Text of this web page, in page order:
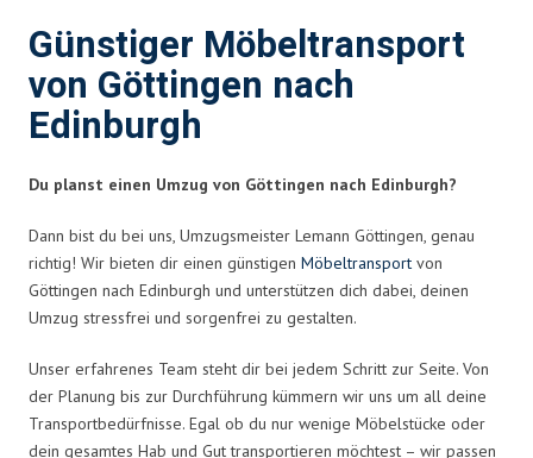
Günstiger Möbeltransport
von Göttingen nach
Edinburgh
Du planst einen Umzug von Göttingen nach Edinburgh?
Dann bist du bei uns, Umzugsmeister Lemann Göttingen, genau
richtig! Wir bieten dir einen günstigen Möbeltransport von
Göttingen nach Edinburgh und unterstützen dich dabei, deinen
Umzug stressfrei und sorgenfrei zu gestalten.
Unser erfahrenes Team steht dir bei jedem Schritt zur Seite. Von
der Planung bis zur Durchführung kümmern wir uns um all deine
Transportbedürfnisse. Egal ob du nur wenige Möbelstücke oder
dein gesamtes Hab und Gut transportieren möchtest – wir passen